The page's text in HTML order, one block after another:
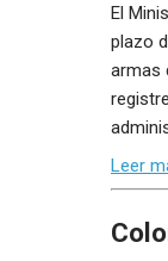
El
plazo
armas
Leer